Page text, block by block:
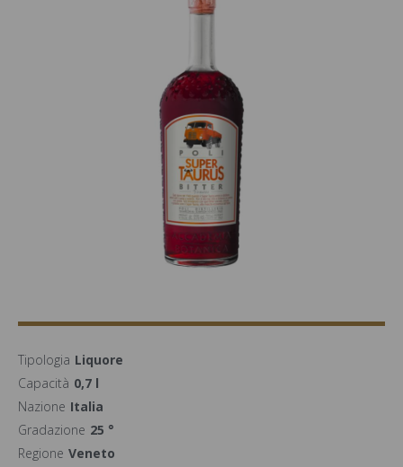
Tipologia Liquore
Capacità 0,7 l
Nazione Italia
Gradazione 25 °
Regione Veneto